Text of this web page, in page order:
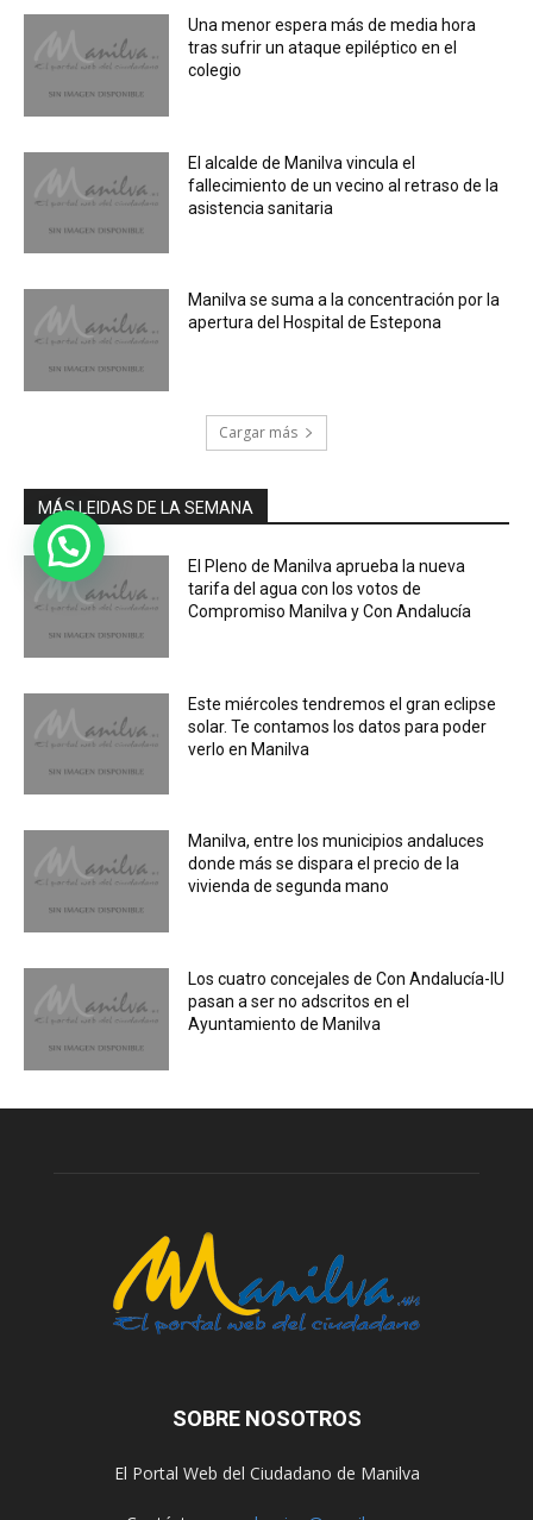
Una menor espera más de media hora
tras sufrir un ataque epiléptico en el
colegio
El alcalde de Manilva vincula el
fallecimiento de un vecino al retraso de la
asistencia sanitaria
Manilva se suma a la concentración por la
apertura del Hospital de Estepona
Cargar más
MÁS LEIDAS DE LA SEMANA
El Pleno de Manilva aprueba la nueva
tarifa del agua con los votos de
Compromiso Manilva y Con Andalucía
Este miércoles tendremos el gran eclipse
solar. Te contamos los datos para poder
verlo en Manilva
Manilva, entre los municipios andaluces
donde más se dispara el precio de la
vivienda de segunda mano
Los cuatro concejales de Con Andalucía-IU
pasan a ser no adscritos en el
Ayuntamiento de Manilva
SOBRE NOSOTROS
El Portal Web del Ciudadano de Manilva